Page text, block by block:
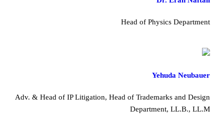
Head of Physics Department
Yehuda Neubauer
Adv. & Head of IP Litigation, Head of Trademarks and Design
Department, LL.B., LL.M